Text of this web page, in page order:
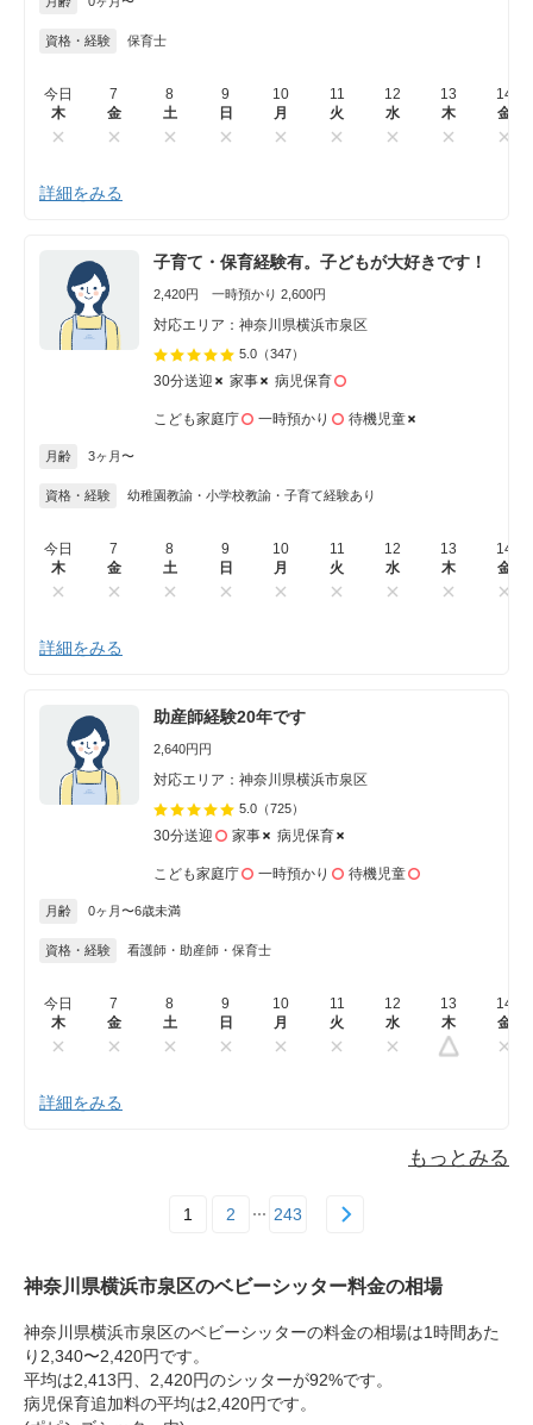
資格・経験 保育士
今日
木
7
金
8
土
9
日
10
月
11
火
12
水
13
木
14
金
詳細をみる
子育て・保育経験有。子どもが大好きです！
2,420円 一時預かり 2,600円
対応エリア：神奈川県横浜市泉区
5.0 （347）
30分送迎 家事 病児保育
こども家庭庁 一時預かり 待機児童
月齢 3ヶ月〜
資格・経験 幼稚園教諭・小学校教諭・子育て経験あり
今日
木
7
金
8
土
9
日
10
月
11
火
12
水
13
木
14
金
詳細をみる
助産師経験20年です
2,640円円
対応エリア：神奈川県横浜市泉区
5.0 （725）
30分送迎 家事 病児保育
こども家庭庁 一時預かり 待機児童
月齢 0ヶ月〜6歳未満
資格・経験 看護師・助産師・保育士
今日
木
7
金
8
土
9
日
10
月
11
火
12
水
13
木
14
金
詳細をみる
もっとみる
1 2 243
神奈川県横浜市泉区のベビーシッター料金の相場
神奈川県横浜市泉区のベビーシッターの料金の相場は1時間あた
り2,340〜2,420円です。
平均は2,413円、2,420円のシッターが92%です。
病児保育追加料の平均は2,420円です。